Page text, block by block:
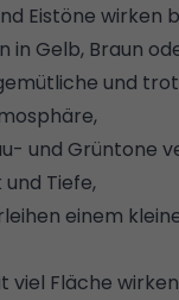
Eistöne wirken
in Gelb, Braun
und
und Grüntone
Tiefe,
einem
viel Fläche